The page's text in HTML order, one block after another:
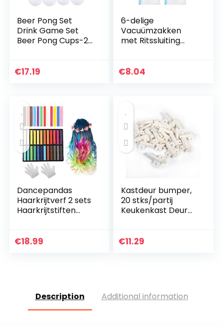
Beer Pong Set
Drink Game Set
Beer Pong Cups-22
Kit voor Party
€17.19
6-delige
Vacuümzakken
met Ritssluiting
rs Herbruikbare
€8.04
Dancepandas
Haarkrijtverf 2 sets
Haarkrijtstiften
Kleurensets
€18.99
Kastdeur bumper,
20 stks/partij
Keukenkast Deur
Demper Buffers
€11.29
Description Additional information